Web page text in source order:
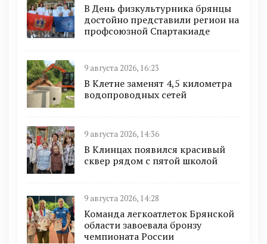
В День физкультурника брянцы
достойно представили регион на
профсоюзной Спартакиаде
9 августа 2026, 16:23
В Клетне заменят 4,5 километра
водопроводных сетей
9 августа 2026, 14:36
В Клинцах появился красивый
сквер рядом с пятой школой
9 августа 2026, 14:28
Команда легкоатлеток Брянской
области завоевала бронзу
чемпионата России